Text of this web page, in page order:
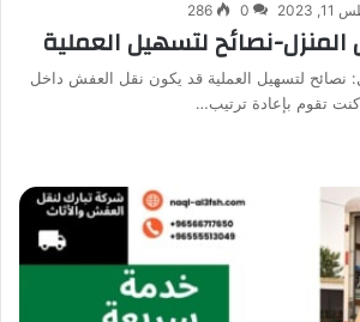
2023
0
286
نصائح لتسهيل العملية
نصائح لتسهيل العملية قد يكون نقل العفش داخل
كنت تقوم بإعادة ترتيب…